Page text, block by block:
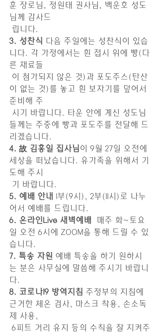
훈 장로님, 정원태 권사님, 백운호 성도
님께 감사드
립니다.
3. 성찬식 다음 주일에는 성찬식이 있습
니다. 각 가정에서는 흰 접시 위에 빵(다
른 재료들
이 없는 것)를 놓고 흰 보자기를 덮어서
준비해 주
들께는 주중에 빵과 포도주를 전달해 드
리겠습니다.
4. 故 김홍일 집사님 이 9월 27일 오전에
세상을 떠났습니다. 유가족을 위해서 기
도해 주시
기 바랍니다.
5. 예배 안내 1부(9시), 2부(11시)로 나누
어서 예배를 드립니다.
6. 온라인Live 새벽예배
매주 화~토요
일 오전 6시에 ZOOM을 통해 드릴 수 있
습니다.
7. 특송 자원 예배 특송을 하기 원하시
는 분은 사무실에 말씀해 주시기 바랍니
다.
8. 코로나19 방역지침 주정부의 지침에
근거한 체온 검사, 마스크 착용, 손소독
제 사용,